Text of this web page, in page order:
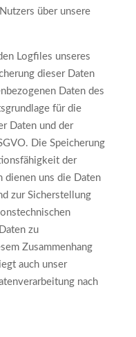
über unsere
Logfiles unseres
dieser Daten
Daten des
für die
Daten und der
Die Speicherung
der
dienen uns die Daten
zur Sicherstellung
zu
Zusammenhang
auch unser
nach